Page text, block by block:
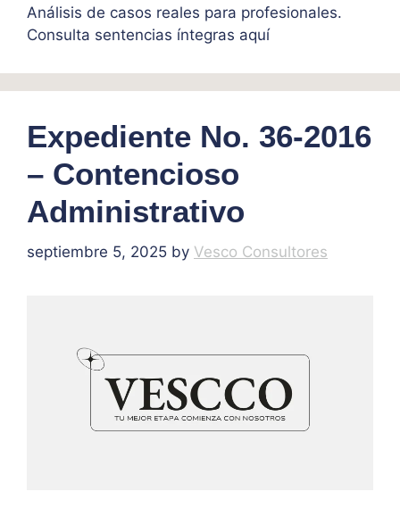
Análisis de casos reales para profesionales.
Consulta sentencias íntegras aquí
Expediente No. 36-2016
– Contencioso
Administrativo
septiembre 5, 2025 by Vesco Consultores